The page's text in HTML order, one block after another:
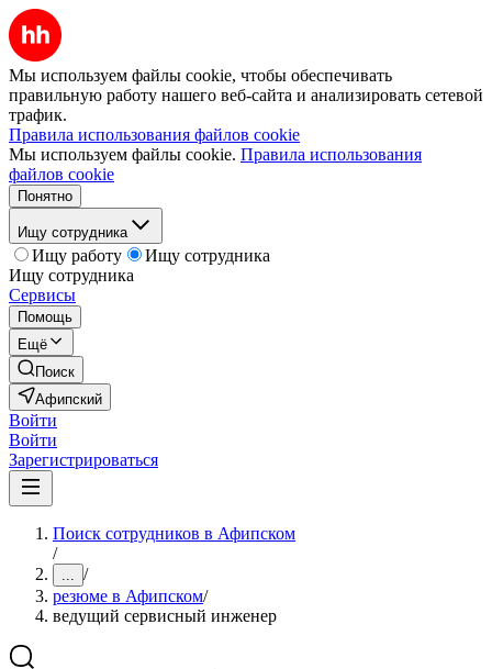
Мы используем файлы cookie, чтобы обеспечивать
правильную работу нашего веб-сайта и анализировать сетевой
трафик.
Правила использования файлов cookie
Мы используем файлы cookie. Правила использования
файлов cookie
Понятно
Ищу сотрудника
Ищу работу
Ищу сотрудника
Ищу сотрудника
Сервисы
Помощь
Ещё
Поиск
Афипский
Войти
Войти
Зарегистрироваться
Поиск сотрудников в Афипском
/
... /
резюме в Афипском/
ведущий сервисный инженер